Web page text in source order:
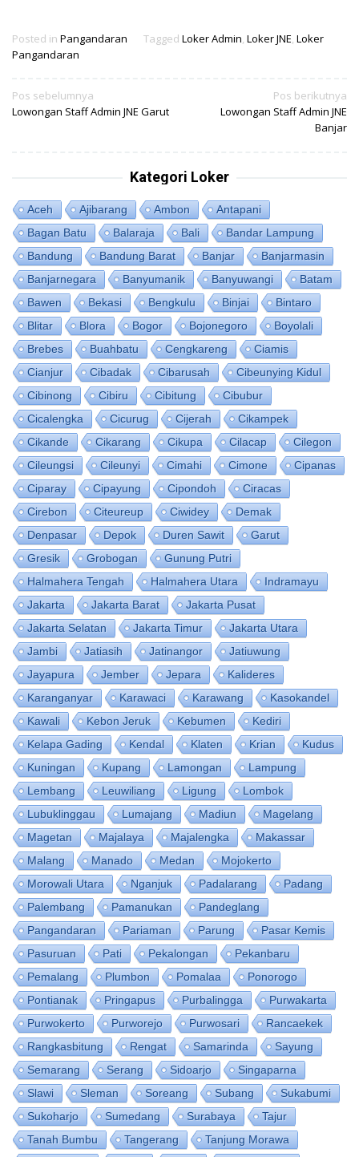
Posted in Pangandaran Tagged Loker Admin Loker JNE Loker
Pangandaran
Navigasi
pos
Pos sebelumnya
Lowongan Staff Admin JNE Garut
Pos berikutnya
Lowongan Staff Admin JNE
Banjar
Kategori Loker
Aceh Ajibarang Ambon
Antapani
Bagan Batu
Balaraja Bali
Bandar Lampung
Bandung
Bandung Barat Banjar
Banjarmasin
Banjarnegara
Banyumanik Banyuwangi
Batam
Bawen
Bekasi Bengkulu Binjai
Bintaro
Blitar
Blora Bogor Bojonegoro
Boyolali
Brebes
Buahbatu Cengkareng
Ciamis
Cianjur
Cibadak Cibarusah
Cibeunying Kidul
Cibinong
Cibiru Cibitung
Cibubur
Cicalengka
Cicurug Cijerah
Cikampek
Cikande
Cikarang Cikupa Cilacap
Cilegon
Cileungsi
Cileunyi Cimahi Cimone
Cipanas
Ciparay
Cipayung Cipondoh
Ciracas
Cirebon
Citeureup Ciwidey
Demak
Denpasar
Depok Duren Sawit
Garut
Gresik
Grobogan
Gunung Putri
Halmahera Tengah
Halmahera Utara
Indramayu
Jakarta
Jakarta Barat
Jakarta Pusat
Jakarta Selatan
Jakarta Timur
Jakarta Utara
Jambi
Jatiasih Jatinangor
Jatiuwung
Jayapura
Jember Jepara
Kalideres
Karanganyar
Karawaci Karawang
Kasokandel
Kawali
Kebon Jeruk Kebumen
Kediri
Kelapa Gading
Kendal Klaten Krian
Kudus
Kuningan
Kupang Lamongan
Lampung
Lembang
Leuwiliang Ligung
Lombok
Lubuklinggau
Lumajang Madiun
Magelang
Magetan
Majalaya Majalengka
Makassar
Malang
Manado Medan
Mojokerto
Morowali Utara
Nganjuk Padalarang
Padang
Palembang
Pamanukan
Pandeglang
Pangandaran
Pariaman Parung
Pasar Kemis
Pasuruan
Pati Pekalongan
Pekanbaru
Pemalang
Plumbon Pomalaa
Ponorogo
Pontianak
Pringapus Purbalingga
Purwakarta
Purwokerto
Purworejo Purwosari
Rancaekek
Rangkasbitung
Rengat Samarinda
Sayung
Semarang
Serang Sidoarjo
Singaparna
Slawi
Sleman Soreang Subang
Sukabumi
Sukoharjo
Sumedang Surabaya
Tajur
Tanah Bumbu
Tangerang
Tanjung Morawa